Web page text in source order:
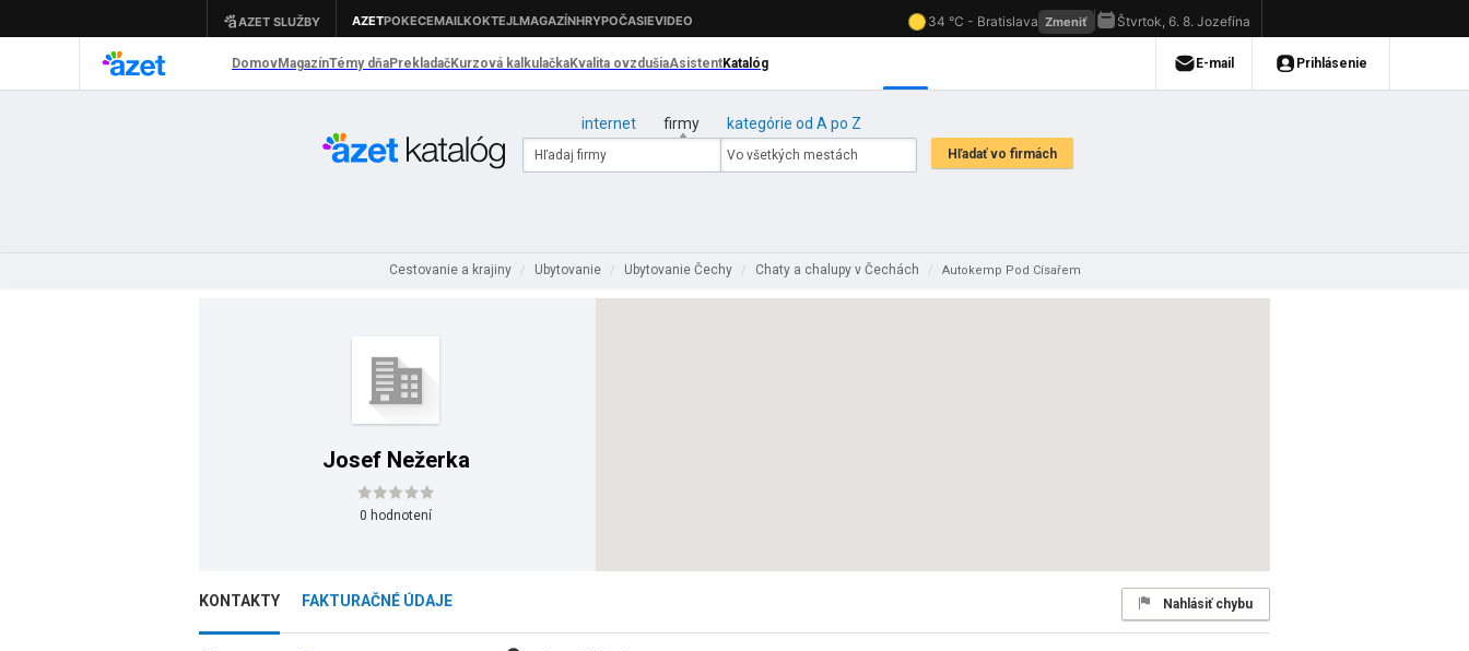
internet firmy kategórie od A po Z
Cestovanie a krajiny / Ubytovanie / Ubytovanie Čechy / Chaty a chalupy v Čechách / Autokemp Pod Císařem
Josef Nežerka
0 hodnotení
KONTAKTY FAKTURAČNÉ ÚDAJE Nahlásiť chybu